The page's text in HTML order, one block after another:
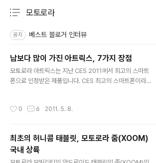
모토로라
공지 베스트 블로거 인터뷰
남보다 많이 가진 아트릭스, 7가지 장점
모토로라 아트릭스는 지난 CES 2011에서 최고의 스마트
폰으로 인정받은 제품입니다. CES 최고의 스마트폰이라는
보다 가진것이 더 많다는 얘기도 됩니다. CES 2011 최고
시스템이라고 표현해서 조금 거창하게 들릴지 모르지만 사
실 그렇게 대단한건 아닙니다. 그러나 다른 스마트폰에는
없는 여러가지 독(dock)들이 아트릭스의 첫번째 차별화된
0 6 2011. 5. 8.
최초의 허니콤 태블릿, 모토로라 줌(XOOM)
국내 상륙